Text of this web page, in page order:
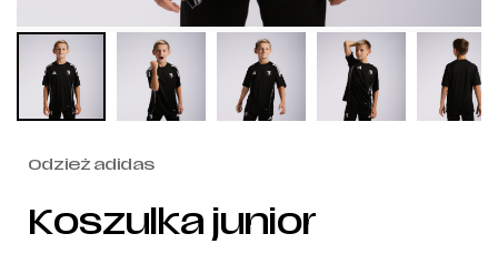
Odzież adidas
Koszulka junior